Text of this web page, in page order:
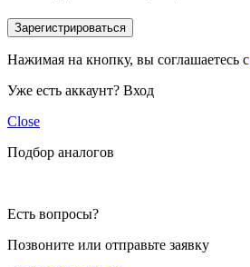
Зарегистрироваться
Нажимая на кнопку, вы соглашаетесь с
Уже есть аккаунт? Вход
Close
Подбор аналогов
Есть вопросы?
Позвоните или отправьте заявку